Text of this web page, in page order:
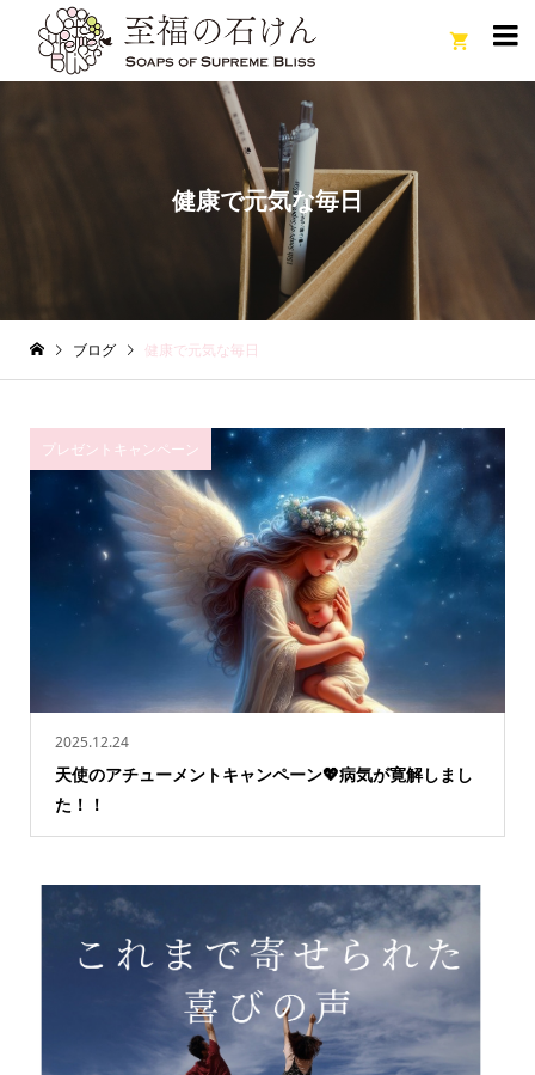

健康で元気な毎日
ブログ 健康で元気な毎日
2025.12.24
天使のアチューメントキャンペーン💖病気が寛解しまし
た！！
プレゼントキャンペーン